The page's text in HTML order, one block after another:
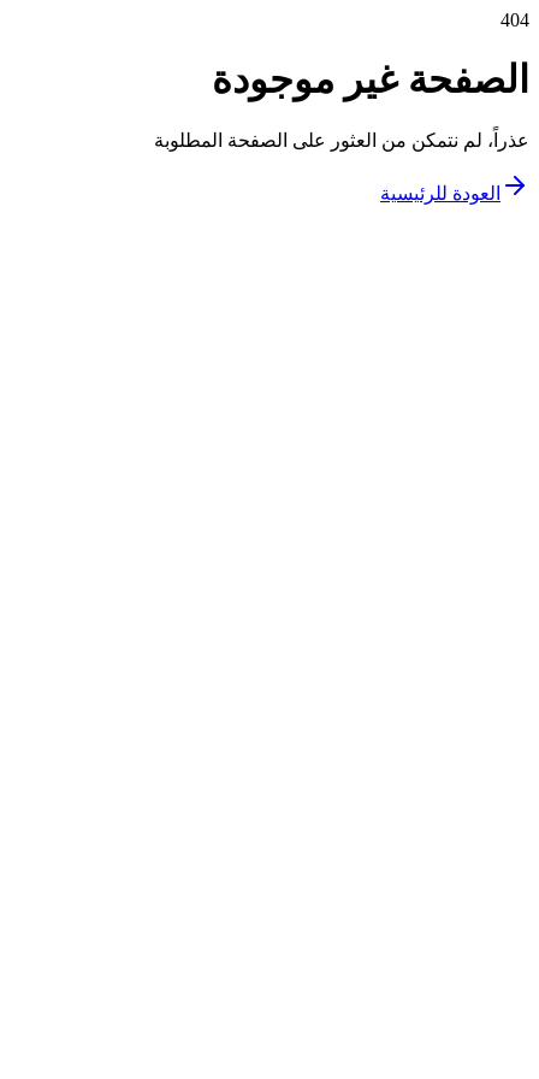
404
الصفحة غير موجودة
عذراً، لم نتمكن من العثور على الصفحة المطلوبة
العودة للرئيسية